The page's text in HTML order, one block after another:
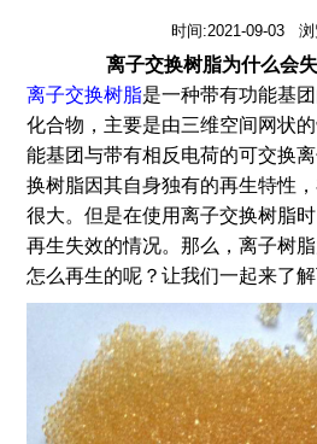
时间:2021-09-03 浏
离子交换树脂为什么会
离子交换树脂是一种带有功能基
化合物，主要是由三维空间网状
能基团与带有相反电荷的可交换
换树脂因其自身独有的再生特性
很大。但是在使用离子交换树脂
再生失效的情况。那么，离子树
怎么再生的呢？让我们一起来了解